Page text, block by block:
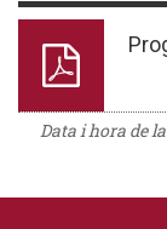
Data i hora de